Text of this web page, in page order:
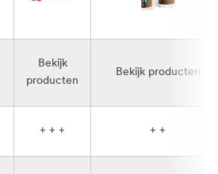
Bekijk
producten
Bekijk producten
+ + + + +